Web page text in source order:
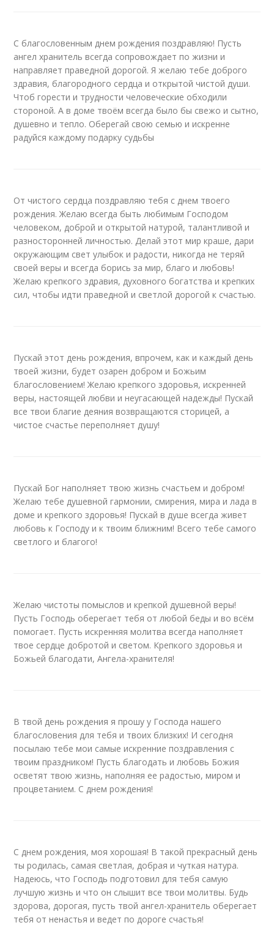
С благословенным днем рождения поздравляю! Пусть
ангел хранитель всегда сопровождает по жизни и
направляет праведной дорогой. Я желаю тебе доброго
здравия, благородного сердца и открытой чистой души.
Чтоб горести и трудности человеческие обходили
стороной. А в доме твоём всегда было бы свежо и сытно,
душевно и тепло. Оберегай свою семью и искренне
радуйся каждому подарку судьбы
От чистого сердца поздравляю тебя с днем твоего
рождения. Желаю всегда быть любимым Господом
человеком, доброй и открытой натурой, талантливой и
разносторонней личностью. Делай этот мир краше, дари
окружающим свет улыбок и радости, никогда не теряй
своей веры и всегда борись за мир, благо и любовь!
Желаю крепкого здравия, духовного богатства и крепких
сил, чтобы идти праведной и светлой дорогой к счастью.
Пускай этот день рождения, впрочем, как и каждый день
твоей жизни, будет озарен добром и Божьим
благословением! Желаю крепкого здоровья, искренней
веры, настоящей любви и неугасающей надежды! Пускай
все твои благие деяния возвращаются сторицей, а
чистое счастье переполняет душу!
Пускай Бог наполняет твою жизнь счастьем и добром!
Желаю тебе душевной гармонии, смирения, мира и лада в
доме и крепкого здоровья! Пускай в душе всегда живет
любовь к Господу и к твоим ближним! Всего тебе самого
светлого и благого!
Желаю чистоты помыслов и крепкой душевной веры!
Пусть Господь оберегает тебя от любой беды и во всём
помогает. Пусть искренняя молитва всегда наполняет
твое сердце добротой и светом. Крепкого здоровья и
Божьей благодати, Ангела-хранителя!
В твой день рождения я прошу у Господа нашего
благословения для тебя и твоих близких! И сегодня
посылаю тебе мои самые искренние поздравления с
твоим праздником! Пусть благодать и любовь Божия
осветят твою жизнь, наполняя ее радостью, миром и
процветанием. С днем рождения!
С днем рождения, моя хорошая! В такой прекрасный день
ты родилась, самая светлая, добрая и чуткая натура.
Надеюсь, что Господь подготовил для тебя самую
лучшую жизнь и что он слышит все твои молитвы. Будь
здорова, дорогая, пусть твой ангел-хранитель оберегает
тебя от ненастья и ведет по дороге счастья!